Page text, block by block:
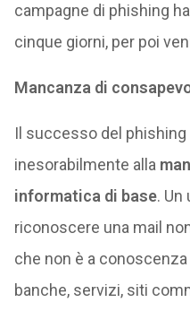
campagne di phishing
cinque giorni, per poi
Mancanza di
Il successo del phishing
inesorabilmente alla
informatica di base. Un
riconoscere una mail
che non è a
banche, servizi, siti